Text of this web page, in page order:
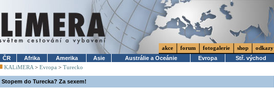
akce forum fotogalerie shop
odkazy
ČR
Afrika Amerika Asie Austrálie a Oceánie Evropa
Stř. východ
KALiMERA > Evropa > Turecko
Stopem do Turecka? Za sexem!